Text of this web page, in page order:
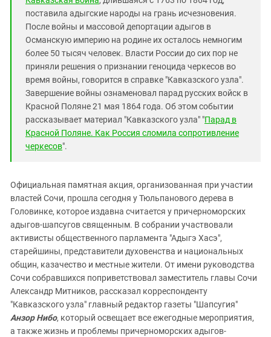
поставила адыгские народы на грань исчезновения.
После войны и массовой депортации адыгов в
Османскую империю на родине их осталось немногим
более 50 тысяч человек. Власти России до сих пор не
приняли решения о признании геноцида черкесов во
время войны, говорится в справке "Кавказского узла".
Завершение войны ознаменовал парад русских войск в
Красной Поляне 21 мая 1864 года. Об этом событии
рассказывает материал "Кавказского узла" "Парад в
Красной Поляне. Как Россия сломила сопротивление
черкесов".
Официальная памятная акция, организованная при участии
властей Сочи, прошла сегодня у Тюльпанового дерева в
Головинке, которое издавна считается у причерноморских
адыгов-шапсугов священным. В собрании участвовали
активисты общественного парламента "Адыгэ Хасэ",
старейшины, представители духовенства и национальных
общин, казачество и местные жители. От имени руководства
Сочи собравшихся поприветствовал заместитель главы Сочи
Александр Митников, рассказал корреспонденту
"Кавказского узла" главный редактор газеты "Шапсугия"
Анзор Нибо, который освещает все ежегодные мероприятия,
а также жизнь и проблемы причерноморских адыгов-